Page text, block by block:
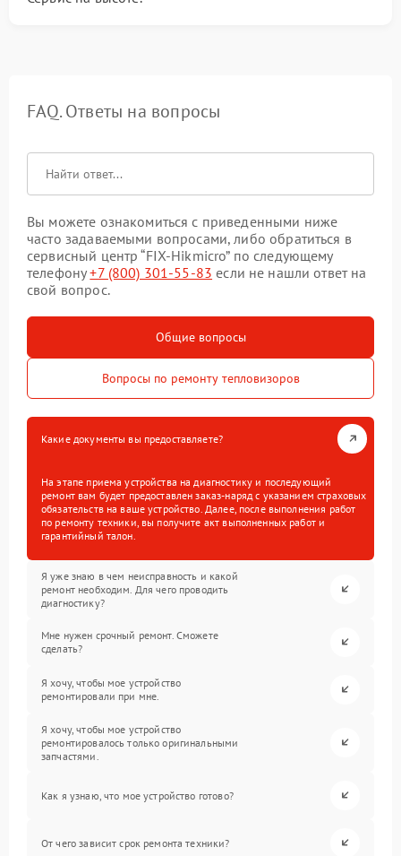
FAQ. Ответы на вопросы
Вы можете ознакомиться с приведенными ниже
часто задаваемыми вопросами, либо обратиться в
сервисный центр “FIX-Hikmicro” по следующему
телефону+7 (800) 301-55-83 если не нашли ответ на
свой вопрос.
Общие вопросы
Вопросы по ремонту тепловизоров
Какие документы вы предоставляете?
На этапе приема устройства на диагностику и последующий
ремонт вам будет предоставлен заказ-наряд с указанием страховых
обязательств на ваше устройство. Далее, после выполнения работ
по ремонту техники, вы получите акт выполненных работ и
гарантийный талон.
Я уже знаю в чем неисправность и какой
ремонт необходим. Для чего проводить
диагностику?
Мне нужен срочный ремонт. Сможете
сделать?
Я хочу, чтобы мое устройство
ремонтировали при мне.
Я хочу, чтобы мое устройство
ремонтировалось только оригинальными
запчастями.
Как я узнаю, что мое устройство готово?
От чего зависит срок ремонта техники?